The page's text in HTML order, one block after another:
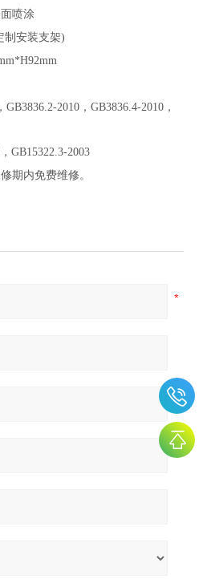
喷涂
制安装支架)
GB3836.2-2010，GB3836.4-2010，
GB15322.3-2003
期内免费维修。